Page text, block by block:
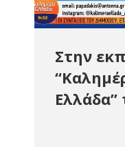
Στην